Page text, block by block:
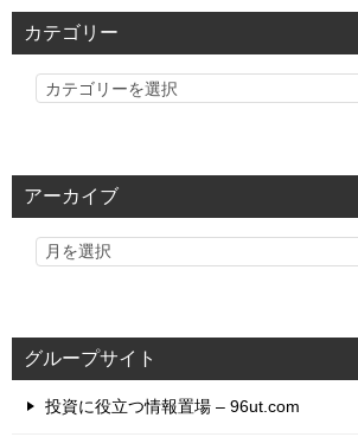
カテゴリー
カ
リ
アーカイブ
グループサイト
投資に役立つ情報置場 – 96ut.com